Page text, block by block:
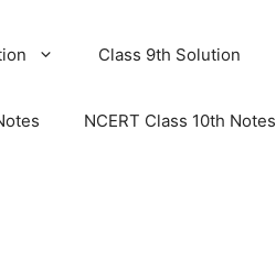
Class 9th Solution
NCERT Class 10th Notes